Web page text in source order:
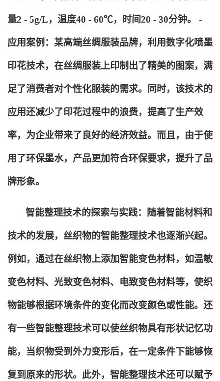
量2 - 5g/L，温度40 - 60℃，时间20 - 30分钟。 -
应用案例：某高端丝绸服装品牌，利用数字化喷墨
印花技术，在丝绸服装上印制出了精美的图案，满
足了消费者对个性化服装的需求。同时，该技术的
应用还减少了印花过程中的浪费，提高了生产效
率，为企业带来了良好的经济效益。而且，由于使
用了环保墨水，产品更加符合环保要求，提升了品
牌形象。
智能整理技术的探索与实践：随着智能材料和
技术的发展，丝织物的智能整理技术也逐渐兴起。
例如，通过在丝织物上添加智能变色材料，如温敏
变色材料、光致变色材料、电致变色材料等，使织
物能够根据环境条件的变化而改变颜色或性能。还
有一些智能整理技术可以使丝织物具有形状记忆功
能，当织物受到外力变形后，在一定条件下能够恢
复到原来的形状。此外，智能整理技术还可以赋予